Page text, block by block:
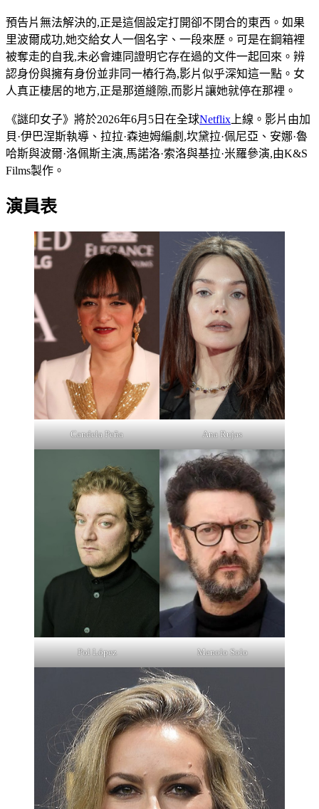
預告片無法解決的,正是這個設定打開卻不閉合的東西。如果
里波爾成功,她交給女人一個名字、一段來歷。可是在鋼箱裡
被奪走的自我,未必會連同證明它存在過的文件一起回來。辨
認身份與擁有身份並非同一樁行為,影片似乎深知這一點。女
人真正棲居的地方,正是那道縫隙,而影片讓她就停在那裡。
《謎印女子》將於2026年6月5日在全球Netflix 上線。影片由加
貝·伊巴涅斯執導、拉拉·森迪姆編劇,坎黛拉·佩尼亞、安娜·魯
哈斯與波爾·洛佩斯主演,馬諾洛·索洛與基拉·米羅參演,由K&S
Films製作。
演員表
Candela Peña Ana Rujas
Pol López Manolo Solo